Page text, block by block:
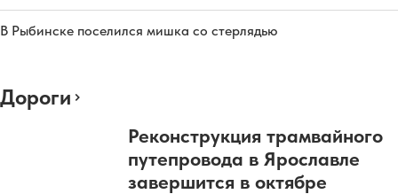
В Рыбинске поселился мишка со стерлядью
Дороги
Реконструкция трамвайного
путепровода в Ярославле
завершится в октябре